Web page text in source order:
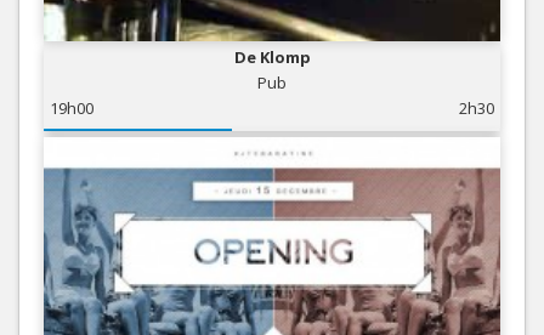
De Klomp
Pub
19h00
2h30